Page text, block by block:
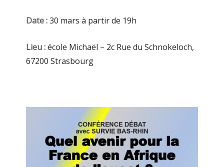
Date :30 mars à partir de 19h
Lieu :école Michaël – 2c Rue du Schnokeloch,
67200 Strasbourg